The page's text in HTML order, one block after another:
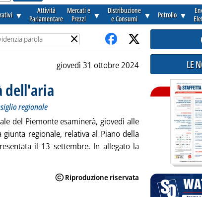
▼
Attività
Parlamentare
Mercati e
Prezzi
▼
Distribuzione
e Consumi
▼ Petrolio ▼
×
giovedì 31 ottobre 2024
dell'aria
regionale
del Piemonte esaminerà, giovedì alle
regionale, relativa al Piano della
il 13 settembre. In allegato la
LE